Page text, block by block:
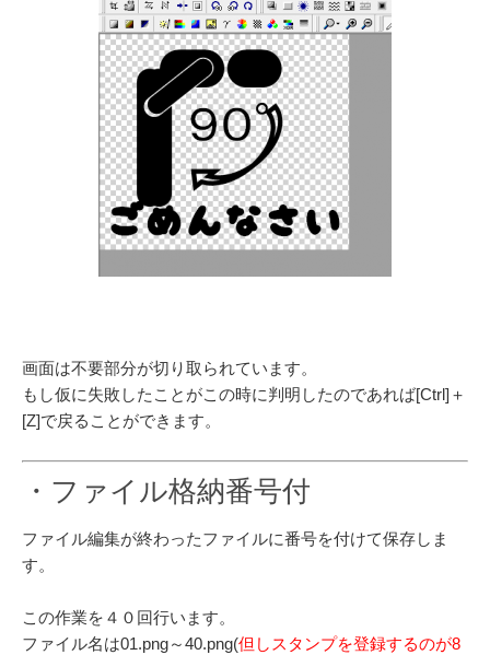
画面は不要部分が切り取られています。
もし仮に失敗したことがこの時に判明したのであれば[Ctrl]＋
[Z]で戻ることができます。
・ファイル格納番号付
ファイル編集が終わったファイルに番号を付けて保存しま
す。
この作業を４０回行います。
ファイル名は01.png～40.png(但しスタンプを登録するのが8